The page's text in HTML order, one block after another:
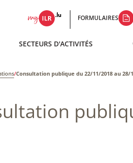
FORMULAIRES
SECTEURS D'ACTIVITÉS
/Consultation publique du 22/11/2018 au 28/